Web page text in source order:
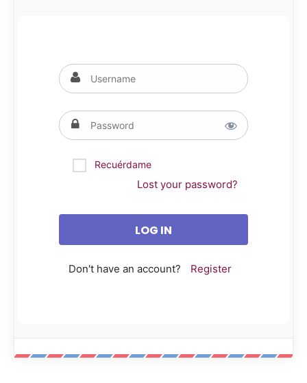
Recuérdame
Lost your password?
Don't have an account? Register